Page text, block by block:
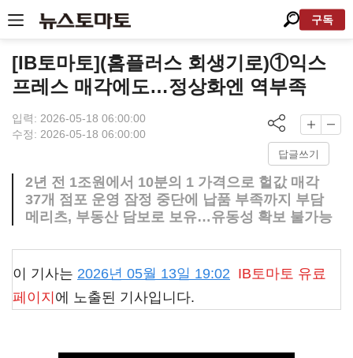
구독
[IB토마토](홈플러스 회생기로)①익스
프레스 매각에도…정상화엔 역부족
입력: 2026-05-18 06:00:00
수정: 2026-05-18 06:00:00
답글쓰기
2년 전 1조원에서 10분의 1 가격으로 헐값 매각
37개 점포 운영 잠정 중단에 납품 부족까지 부담
메리츠, 부동산 담보로 보유…유동성 확보 불가능
이 기사는 2026년 05월 13일 19:02 IB토마토 유료
페이지 에 노출된 기사입니다.